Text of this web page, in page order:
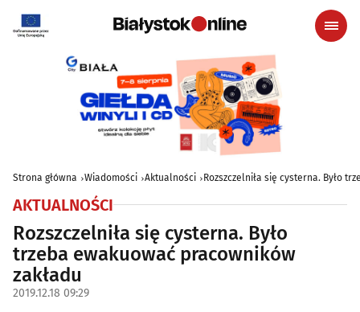
Strona główna Wiadomości Aktualności Rozszczelniła się cysterna. Było
AKTUALNOŚCI
Rozszczelniła się cysterna. Było
trzeba ewakuować pracowników
zakładu
2019.12.18 09:29